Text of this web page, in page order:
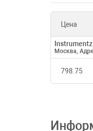
Цена
Москва,
798.75